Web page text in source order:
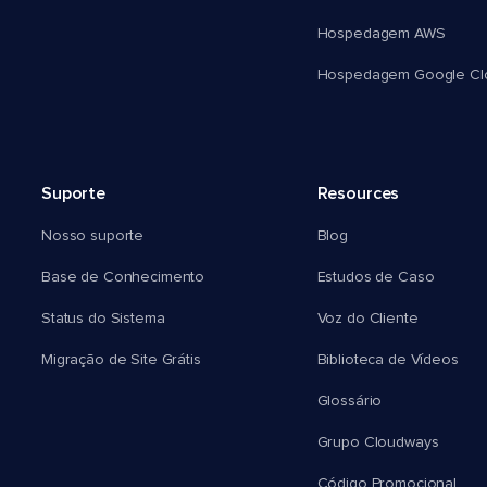
Hospedagem AWS
Hospedagem Google
Suporte
Nosso suporte
Base de Conhecimento
Status do Sistema
Migração de Site Grátis
Resources
Blog
Estudos de Caso
Voz do Cliente
Biblioteca de Vídeos
Glossário
Grupo Cloudways